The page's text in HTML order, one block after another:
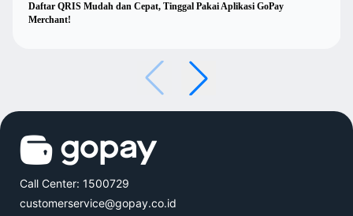
Daftar QRIS Mudah dan Cepat, Tinggal Pakai Aplikasi GoPay
Merchant!
Call Center: 1500729
customerservice@gopay.co.id